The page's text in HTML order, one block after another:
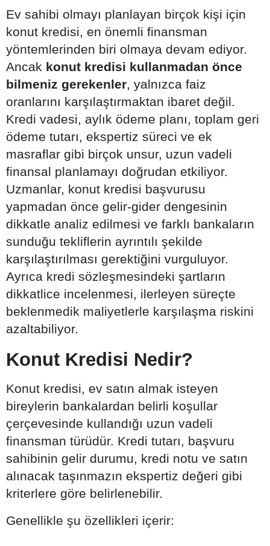
Ev sahibi olmayı planlayan birçok kişi için
konut kredisi, en önemli finansman
yöntemlerinden biri olmaya devam ediyor.
Ancak konut kredisi kullanmadan önce
bilmeniz gerekenler , yalnızca faiz
oranlarını karşılaştırmaktan ibaret değil.
Kredi vadesi, aylık ödeme planı, toplam geri
ödeme tutarı, ekspertiz süreci ve ek
masraflar gibi birçok unsur, uzun vadeli
finansal planlamayı doğrudan etkiliyor.
Uzmanlar, konut kredisi başvurusu
yapmadan önce gelir-gider dengesinin
dikkatle analiz edilmesi ve farklı bankaların
sunduğu tekliflerin ayrıntılı şekilde
karşılaştırılması gerektiğini vurguluyor.
Ayrıca kredi sözleşmesindeki şartların
dikkatlice incelenmesi, ilerleyen süreçte
beklenmedik maliyetlerle karşılaşma riskini
azaltabiliyor.
Konut Kredisi Nedir?
Konut kredisi, ev satın almak isteyen
bireylerin bankalardan belirli koşullar
çerçevesinde kullandığı uzun vadeli
finansman türüdür. Kredi tutarı, başvuru
sahibinin gelir durumu, kredi notu ve satın
alınacak taşınmazın ekspertiz değeri gibi
kriterlere göre belirlenebilir.
Genellikle şu özellikleri içerir: